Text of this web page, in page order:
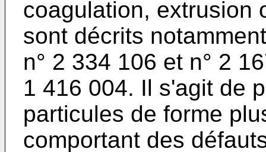
coagulation, extrusion
sont décrits
n° 2 334 106 et n° 2
1 416 004. Il s'agit de
particules de forme
comportant des